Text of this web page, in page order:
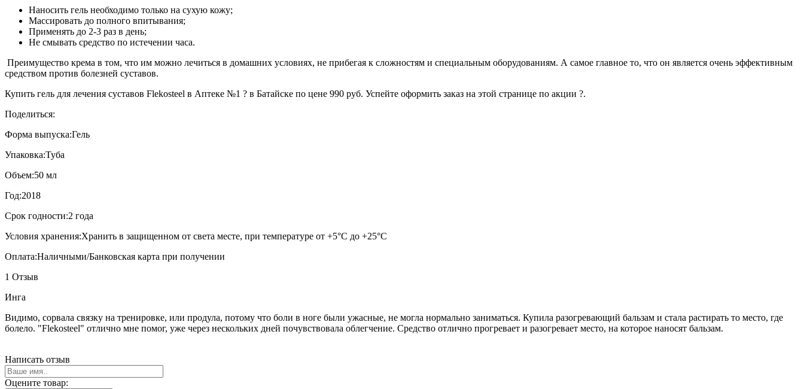
Наносить гель необходимо только на сухую кожу;
Массировать до полного впитывания;
Применять до 2-3 раз в день;
Не смывать средство по истечении часа.
Преимущество крема в том, что им можно лечиться в домашних условиях, не прибегая к сложностям и специальным оборудованиям. А самое главное то, что он является очень эффективным
средством против болезней суставов.
Купить гель для лечения суставов Flekosteel в Аптеке №1 ? в Батайске по цене 990 руб. Успейте оформить заказ на этой странице по акции ?.
Поделиться:
Форма выпуска:Гель
Упаковка:Туба
Объем:50 мл
Год:2018
Срок годности:2 года
Условия хранения:Хранить в защищенном от света месте, при температуре от +5°С до +25°С
Оплата:Наличными/Банковская карта при получении
1 Отзыв
Инга
Видимо, сорвала связку на тренировке, или продула, потому что боли в ноге были ужасные, не могла нормально заниматься. Купила разогревающий бальзам и стала растирать то место, где
болело. "Flekosteel" отлично мне помог, уже через нескольких дней почувствовала облегчение. Средство отлично прогревает и разогревает место, на которое наносят бальзам.
Написать отзыв
Оцените товар: